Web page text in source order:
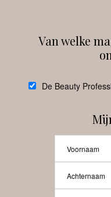
Van welke
De Beauty